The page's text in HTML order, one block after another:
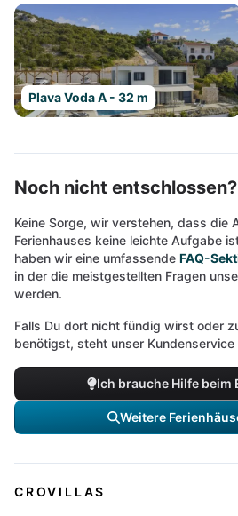
Plava Voda A - 32 m
Noch nicht entschlossen?
Keine Sorge, wir verstehen, dass die
Ferienhauses keine leichte Aufgabe
haben wir eine umfassende FAQ-
in der die meistgestellten Fragen
werden.
Falls Du dort nicht fündig wirst oder
benötigst, steht unser
Ich brauche Hilfe beim
Weitere
CROVILLAS